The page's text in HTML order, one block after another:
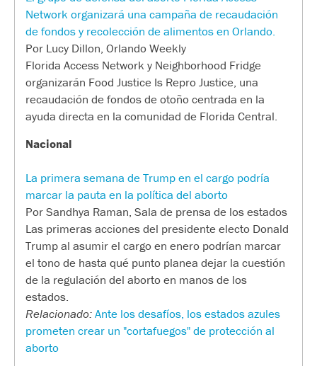
Network organizará una campaña de recaudación
de fondos y recolección de alimentos en Orlando.
Por Lucy Dillon, Orlando Weekly
Florida Access Network y Neighborhood Fridge
organizarán Food Justice Is Repro Justice, una
recaudación de fondos de otoño centrada en la
ayuda directa en la comunidad de Florida Central.
Nacional
La primera semana de Trump en el cargo podría
marcar la pauta en la política del aborto
Por Sandhya Raman, Sala de prensa de los estados
Las primeras acciones del presidente electo Donald
Trump al asumir el cargo en enero podrían marcar
el tono de hasta qué punto planea dejar la cuestión
de la regulación del aborto en manos de los
estados.
Relacionado:Ante los desafíos, los estados azules
prometen crear un "cortafuegos" de protección al
aborto